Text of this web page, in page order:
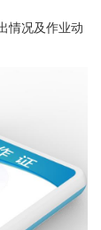
情况及作业动